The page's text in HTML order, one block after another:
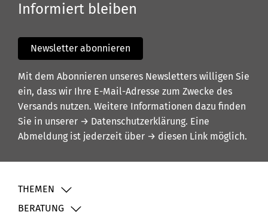
Informiert bleiben
Newsletter abonnieren
Mit dem Abonnieren unseres Newsletters willigen Sie
ein, dass wir Ihre E-Mail-Adresse zum Zwecke des
Versands nutzen. Weitere Informationen dazu finden
Sie in unserer → Datenschutzerklärung. Eine
Abmeldung ist jederzeit über → diesen Link möglich.
THEMEN
BERATUNG